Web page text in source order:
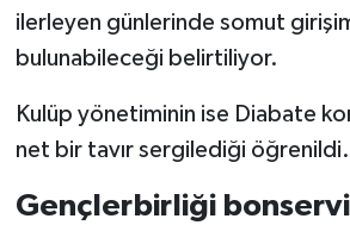
ilerleyen günlerinde somut
bulunabileceği belirtiliyor.
Kulüp yönetiminin ise Diabate
net bir tavır sergilediği öğrenildi.
Gençlerbirliği